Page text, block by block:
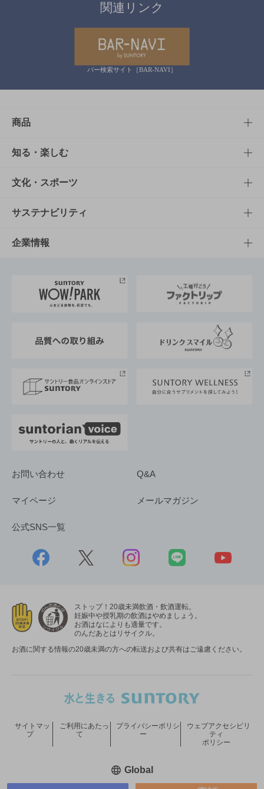
関連リンク
バー検索サイト［BAR-NAVI］
商品
商品TOP
商品一覧
商品発売情報
栄養成分一覧
知る・楽しむ
知る・楽しむTOP
キャンペーン
工場見学
地域情報
文化・スポーツ
文化・スポーツTOP
サントリーホール
サントリーサンバーズ大阪
サステナビリティ
サステナビリティTOP
サントリーが考えるサステナビリティ経営
企業情報
企業概要
採用情報
お問い合わせ Q&A
マイページ メールマガジン
公式SNS一覧
ストップ！20歳未満飲酒・飲酒運転。
妊娠中や授乳期の飲酒はやめましょう。
お酒はなによりも適量です。
のんだあとはリサイクル。
お酒に関する情報の20歳未満の方への転送および共有はご遠慮ください。
サイトマッ
プ
ご利用にあたっ
て
プライバシーポリシ
ー
ウェブアクセシビリ
ティ
ポリシー
Global